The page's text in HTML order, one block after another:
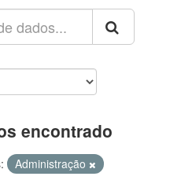
encontrado
Administração